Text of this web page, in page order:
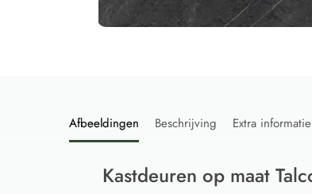
Afbeeldingen Beschrijving Extra informatie
Kastdeuren op maat